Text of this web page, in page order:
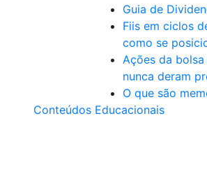
Guia de
Fiis em ciclos
como se
Ações da
nunca deram
O que são
Conteúdos Educacionais